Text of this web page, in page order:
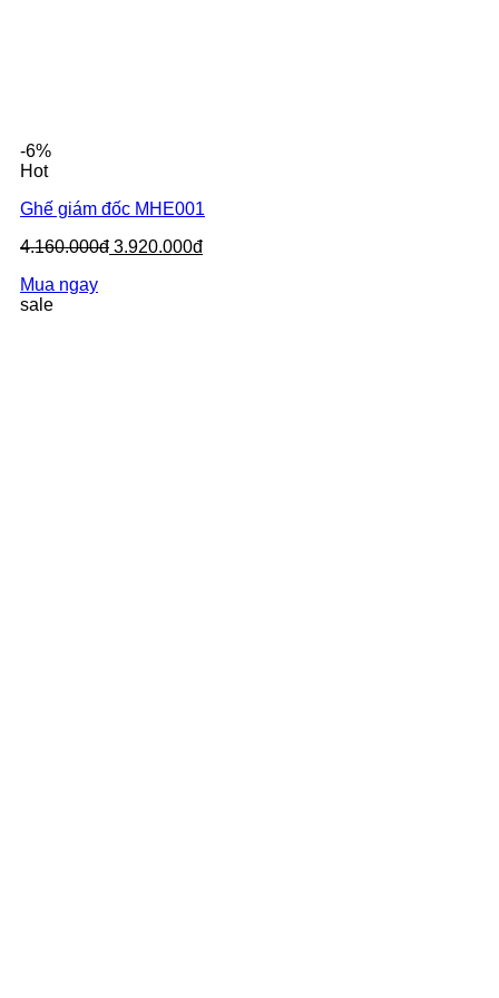
-6%
Hot
Ghế giám đốc MHE001
4.160.000đ 3.920.000đ
Mua ngay
sale